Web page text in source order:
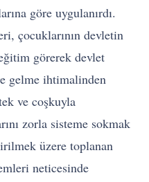
göre uygulanırdı.
çocuklarının devletin
görerek devlet
gelme ihtimalinden
ve coşkuyla
zorla sisteme sokmak
üzere toplanan
neticesinde